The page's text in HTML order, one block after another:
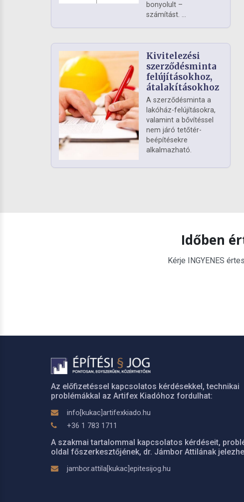
bonyolult –
számítást. ...
Kivitelezési
szerződésminta
felújításokhoz,
átalakításokhoz
A szerződésminta a
lakóház-felújításokra,
valamint a bővítéssel
nem járó tetőtér-
beépítésekre
alkalmazható.
Időben
Kérje INGYENES
Az előfizetéssel kapcsolatos kérdésekkel, technikai
problémákkal az Artifex Kiadóhoz fordulhat:
info[kukac]artifexkiado.hu
+36 1 783 1711
A szakmai tartalommal kapcsolatos kérdéseit,
oldal főszerkesztőjének, dr. Jámbor Attilának
jambor.attila[kukac]epitesijog.hu